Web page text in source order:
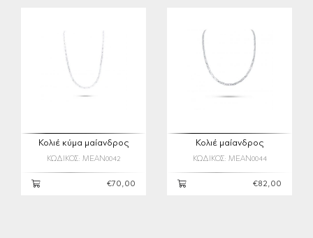
Κολιέ κύμα μαίανδρος
ΚΩΔΙΚΟΣ: MEAN0042
€70,00
Κολιέ μαίανδρος
ΚΩΔΙΚΟΣ: MEAN0044
€82,00